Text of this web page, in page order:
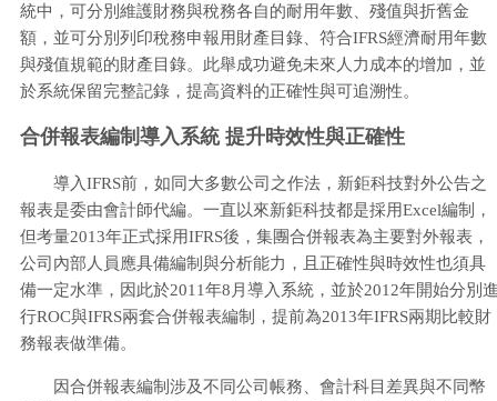
統中，可分別維護財務與稅務各自的耐用年數、殘值與折舊金
額，並可分別列印稅務申報用財產目錄、符合IFRS經濟耐用年數
與殘值規範的財產目錄。此舉成功避免未來人力成本的增加，並
於系統保留完整記錄，提高資料的正確性與可追溯性。
合併報表編制導入系統 提升時效性與正確性
導入IFRS前，如同大多數公司之作法，新鉅科技對外公告之
報表是委由會計師代編。一直以來新鉅科技都是採用Excel編制，
但考量2013年正式採用IFRS後，集團合併報表為主要對外報表，
公司內部人員應具備編制與分析能力，且正確性與時效性也須具
備一定水準，因此於2011年8月導入系統，並於2012年開始分別
行ROC與IFRS兩套合併報表編制，提前為2013年IFRS兩期比較財
務報表做準備。
因合併報表編制涉及不同公司帳務、會計科目差異與不同幣